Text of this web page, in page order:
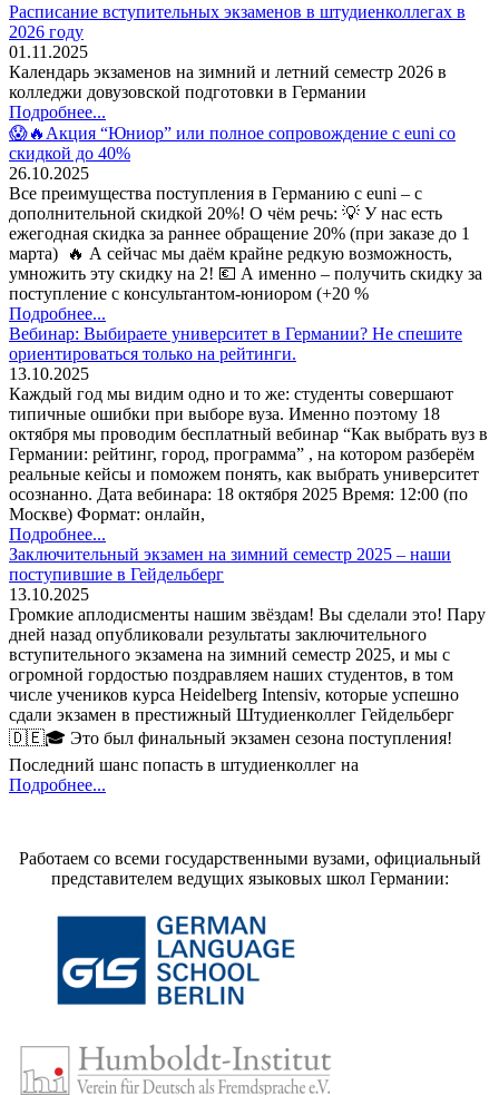
Расписание вступительных экзаменов в штудиенколлегах в
2026 году
01.11.2025
Календарь экзаменов на зимний и летний семестр 2026 в
колледжи довузовской подготовки в Германии
Подробнее...
😱🔥Акция “Юниор” или полное сопровождение с euni со
скидкой до 40%
26.10.2025
Все преимущества поступления в Германию с euni – с
дополнительной скидкой 20%! О чём речь: 💡 У нас есть
ежегодная скидка за раннее обращение 20% (при заказе до 1
марта) 🔥 А сейчас мы даём крайне редкую возможность,
умножить эту скидку на 2! 💶 А именно – получить скидку за
поступление с консультантом-юниором (+20 %
Подробнее...
Вебинар: Выбираете университет в Германии? Не спешите
ориентироваться только на рейтинги.
13.10.2025
Каждый год мы видим одно и то же: студенты совершают
типичные ошибки при выборе вуза. Именно поэтому 18
октября мы проводим бесплатный вебинар “Как выбрать вуз в
Германии: рейтинг, город, программа” , на котором разберём
реальные кейсы и поможем понять, как выбрать университет
осознанно. Дата вебинара: 18 октября 2025 Время: 12:00 (по
Москве) Формат: онлайн,
Подробнее...
Заключительный экзамен на зимний семестр 2025 – наши
поступившие в Гейдельберг
13.10.2025
Громкие аплодисменты нашим звёздам! Вы сделали это! Пару
дней назад опубликовали результаты заключительного
вступительного экзамена на зимний семестр 2025, и мы с
огромной гордостью поздравляем наших студентов, в том
числе учеников курса Heidelberg Intensiv, которые успешно
сдали экзамен в престижный Штудиенколлег Гейдельберг
🇩🇪🎓 Это был финальный экзамен сезона поступления!
Последний шанс попасть в штудиенколлег на
Подробнее...
Работаем со всеми государственными вузами, официальный
представителем ведущих языковых школ Германии: